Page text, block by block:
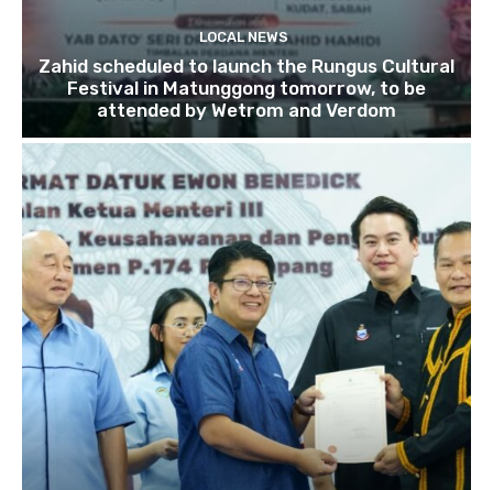
LOCAL NEWS
Zahid scheduled to launch the Rungus Cultural
Festival in Matunggong tomorrow, to be
attended by Wetrom and Verdom